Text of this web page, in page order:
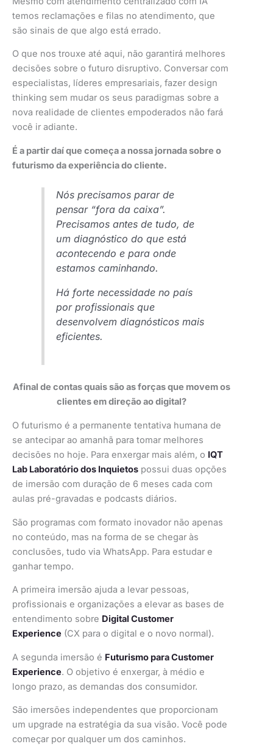
temos reclamações e filas no atendimento, que
são sinais de que algo está errado.
O que nos trouxe até aqui, não garantirá melhores
decisões sobre o futuro disruptivo. Conversar com
especialistas, líderes empresariais, fazer design
thinking sem mudar os seus paradigmas sobre a
nova realidade de clientes empoderados não fará
você ir adiante.
É a partir daí que começa a nossa jornada sobre o
futurismo da experiência do cliente.
Nós precisamos parar de
pensar “fora da caixa”.
Precisamos antes de tudo, de
um diagnóstico do que está
acontecendo e para onde
estamos caminhando.
Há forte necessidade no país
por profissionais que
desenvolvem diagnósticos mais
eficientes.
Afinal de contas quais são as forças que movem os
clientes em direção ao digital?
O futurismo é a permanente tentativa humana de
se antecipar ao amanhã para tomar melhores
decisões no hoje. Para enxergar mais além, o IQT
Lab Laboratório dos Inquietos possui duas opções
de imersão com duração de 6 meses cada com
aulas pré-gravadas e podcasts diários.
São programas com formato inovador não apenas
no conteúdo, mas na forma de se chegar às
conclusões, tudo via WhatsApp. Para estudar e
ganhar tempo.
A primeira imersão ajuda a levar pessoas,
profissionais e organizações a elevar as bases de
entendimento sobre Digital Customer
Experience (CX para o digital e o novo normal).
A segunda imersão é Futurismo para Customer
Experience. O objetivo é enxergar, à médio e
longo prazo, as demandas dos consumidor.
São imersões independentes que proporcionam
um upgrade na estratégia da sua visão. Você pode
começar por qualquer um dos caminhos.